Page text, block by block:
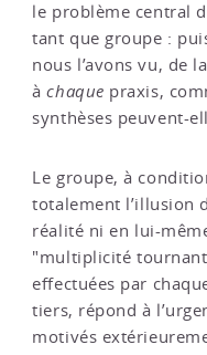
le problème central
tant que groupe :
nous l’avons vu, de
àchaque praxis,
synthèses peuvent-
Le groupe, à
totalement l’illusion
réalité ni en lui-
"multiplicité
effectuées par
tiers, répond à
motivés